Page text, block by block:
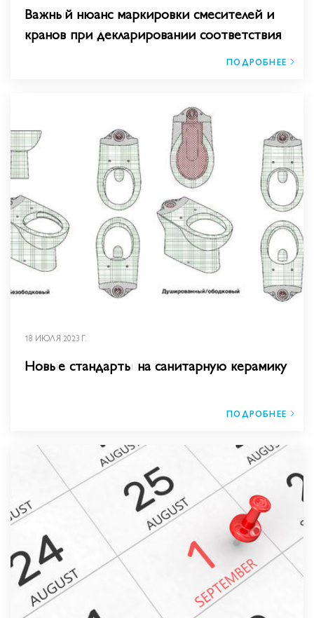
Важный нюанс маркировки смесителей и
кранов при декларировании соответствия
ПОДРОБНЕЕ
18 ИЮЛЯ 2023 Г.
Новые стандарты на санитарную керамику
ПОДРОБНЕЕ